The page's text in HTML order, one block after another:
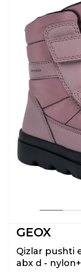
GEOX
Qizlar pushti
abx d -